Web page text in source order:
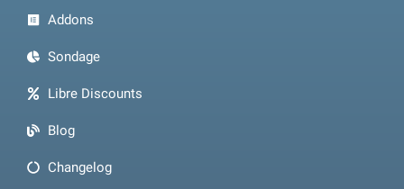
Addons
Sondage
Libre Discounts
Blog
Changelog